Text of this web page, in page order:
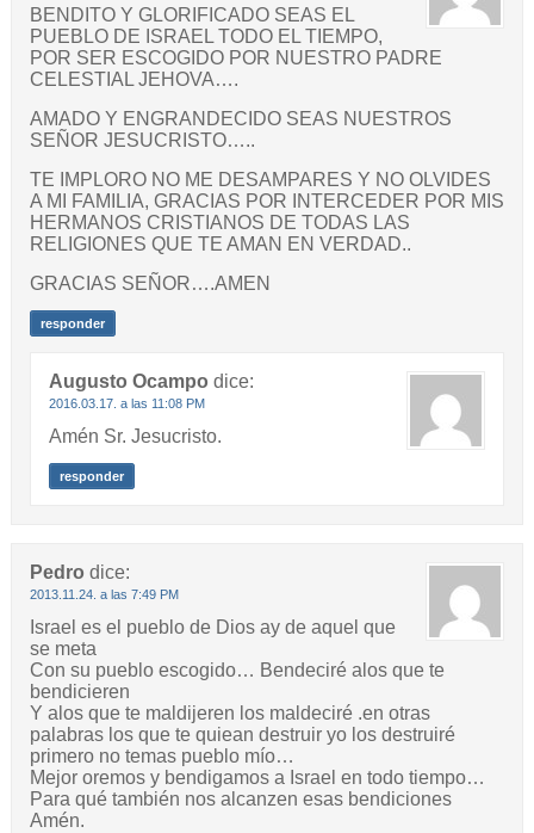
BENDITO Y GLORIFICADO SEAS EL
PUEBLO DE ISRAEL TODO EL TIEMPO,
POR SER ESCOGIDO POR NUESTRO PADRE
CELESTIAL JEHOVA….
AMADO Y ENGRANDECIDO SEAS NUESTROS
SEÑOR JESUCRISTO…..
TE IMPLORO NO ME DESAMPARES Y NO OLVIDES
A MI FAMILIA, GRACIAS POR INTERCEDER POR MIS
HERMANOS CRISTIANOS DE TODAS LAS
RELIGIONES QUE TE AMAN EN VERDAD..
GRACIAS SEÑOR….AMEN
responder
Augusto Ocampo dice:
2016.03.17. a las 11:08 PM
Amén Sr. Jesucristo.
responder
Pedro dice:
2013.11.24. a las 7:49 PM
Israel es el pueblo de Dios ay de aquel que
se meta
Con su pueblo escogido… Bendeciré alos que te
bendicieren
Y alos que te maldijeren los maldeciré .en otras
palabras los que te quiean destruir yo los destruiré
primero no temas pueblo mío…
Mejor oremos y bendigamos a Israel en todo tiempo…
Para qué también nos alcanzen esas bendiciones
Amén.